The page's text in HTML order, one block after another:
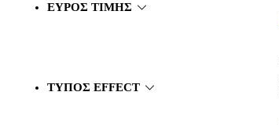
ΕΎΡΟΣ ΤΙΜΉΣ
ΤΎΠΟΣ EFFECT